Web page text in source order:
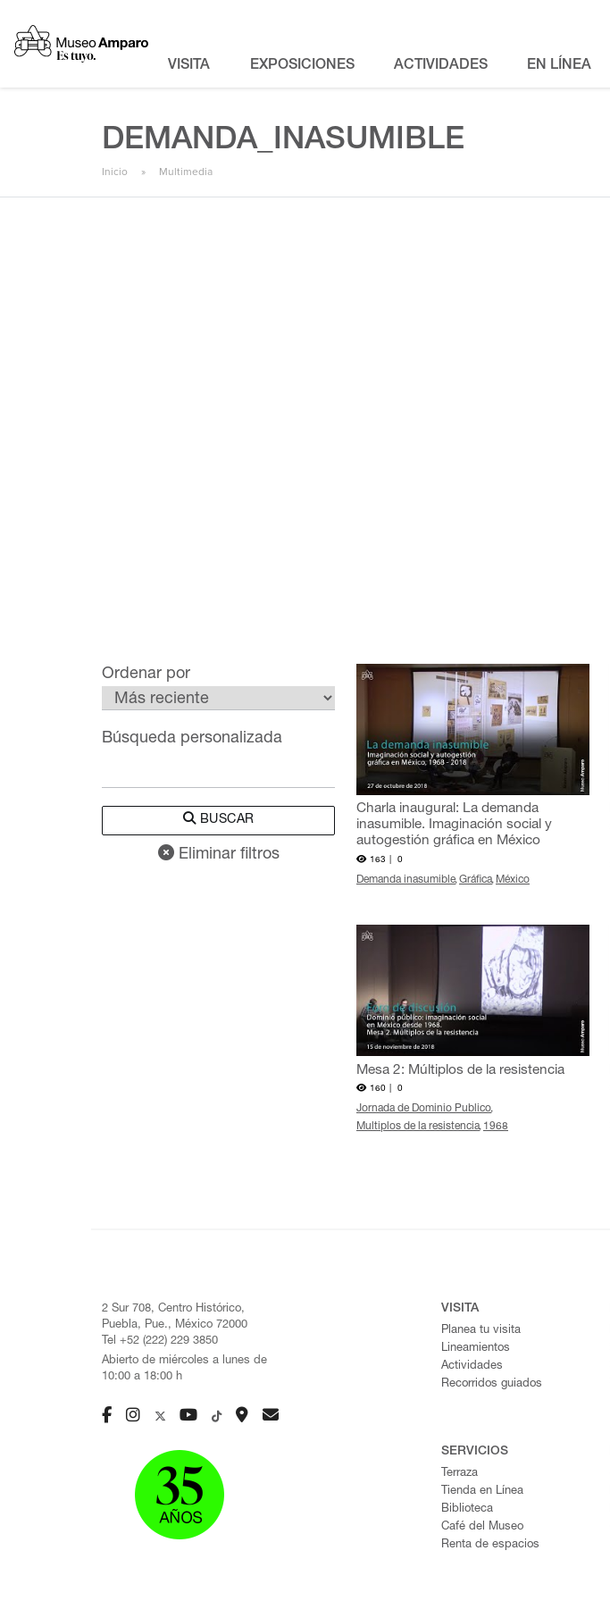
VISITA EXPOSICIONES ACTIVIDADES EN LÍNEA
DEMANDA_INASUMIBLE
Inicio Multimedia
Ordenar por
Búsqueda personalizada
BUSCAR
Eliminar filtros
Charla inaugural: La demanda
inasumible. Imaginación social y
autogestión gráfica en México
163 | 0
Demanda inasumible Gráfica México
Mesa 2: Múltiplos de la resistencia
160 | 0
Jornada de Dominio Publico
Multiplos de la resistencia 1968
2 Sur 708, Centro Histórico,
Puebla, Pue., México 72000
Tel +52 (222) 229 3850
Abierto de miércoles a lunes de
10:00 a 18:00 h
VISITA
Planea tu visita
Lineamientos
Actividades
Recorridos guiados
SERVICIOS
Terraza
Tienda en Línea
Biblioteca
Café del Museo
Renta de espacios